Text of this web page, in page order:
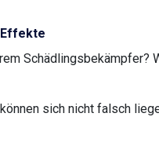
Schädlingsbekämpfer?
sich nicht falsch